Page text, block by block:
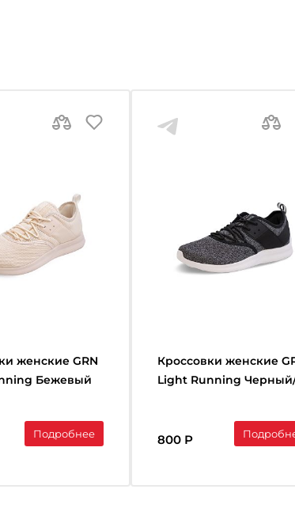
женские GRN
Бежевый
Подробнее
Кроссовки женские
Light Running
800 Р